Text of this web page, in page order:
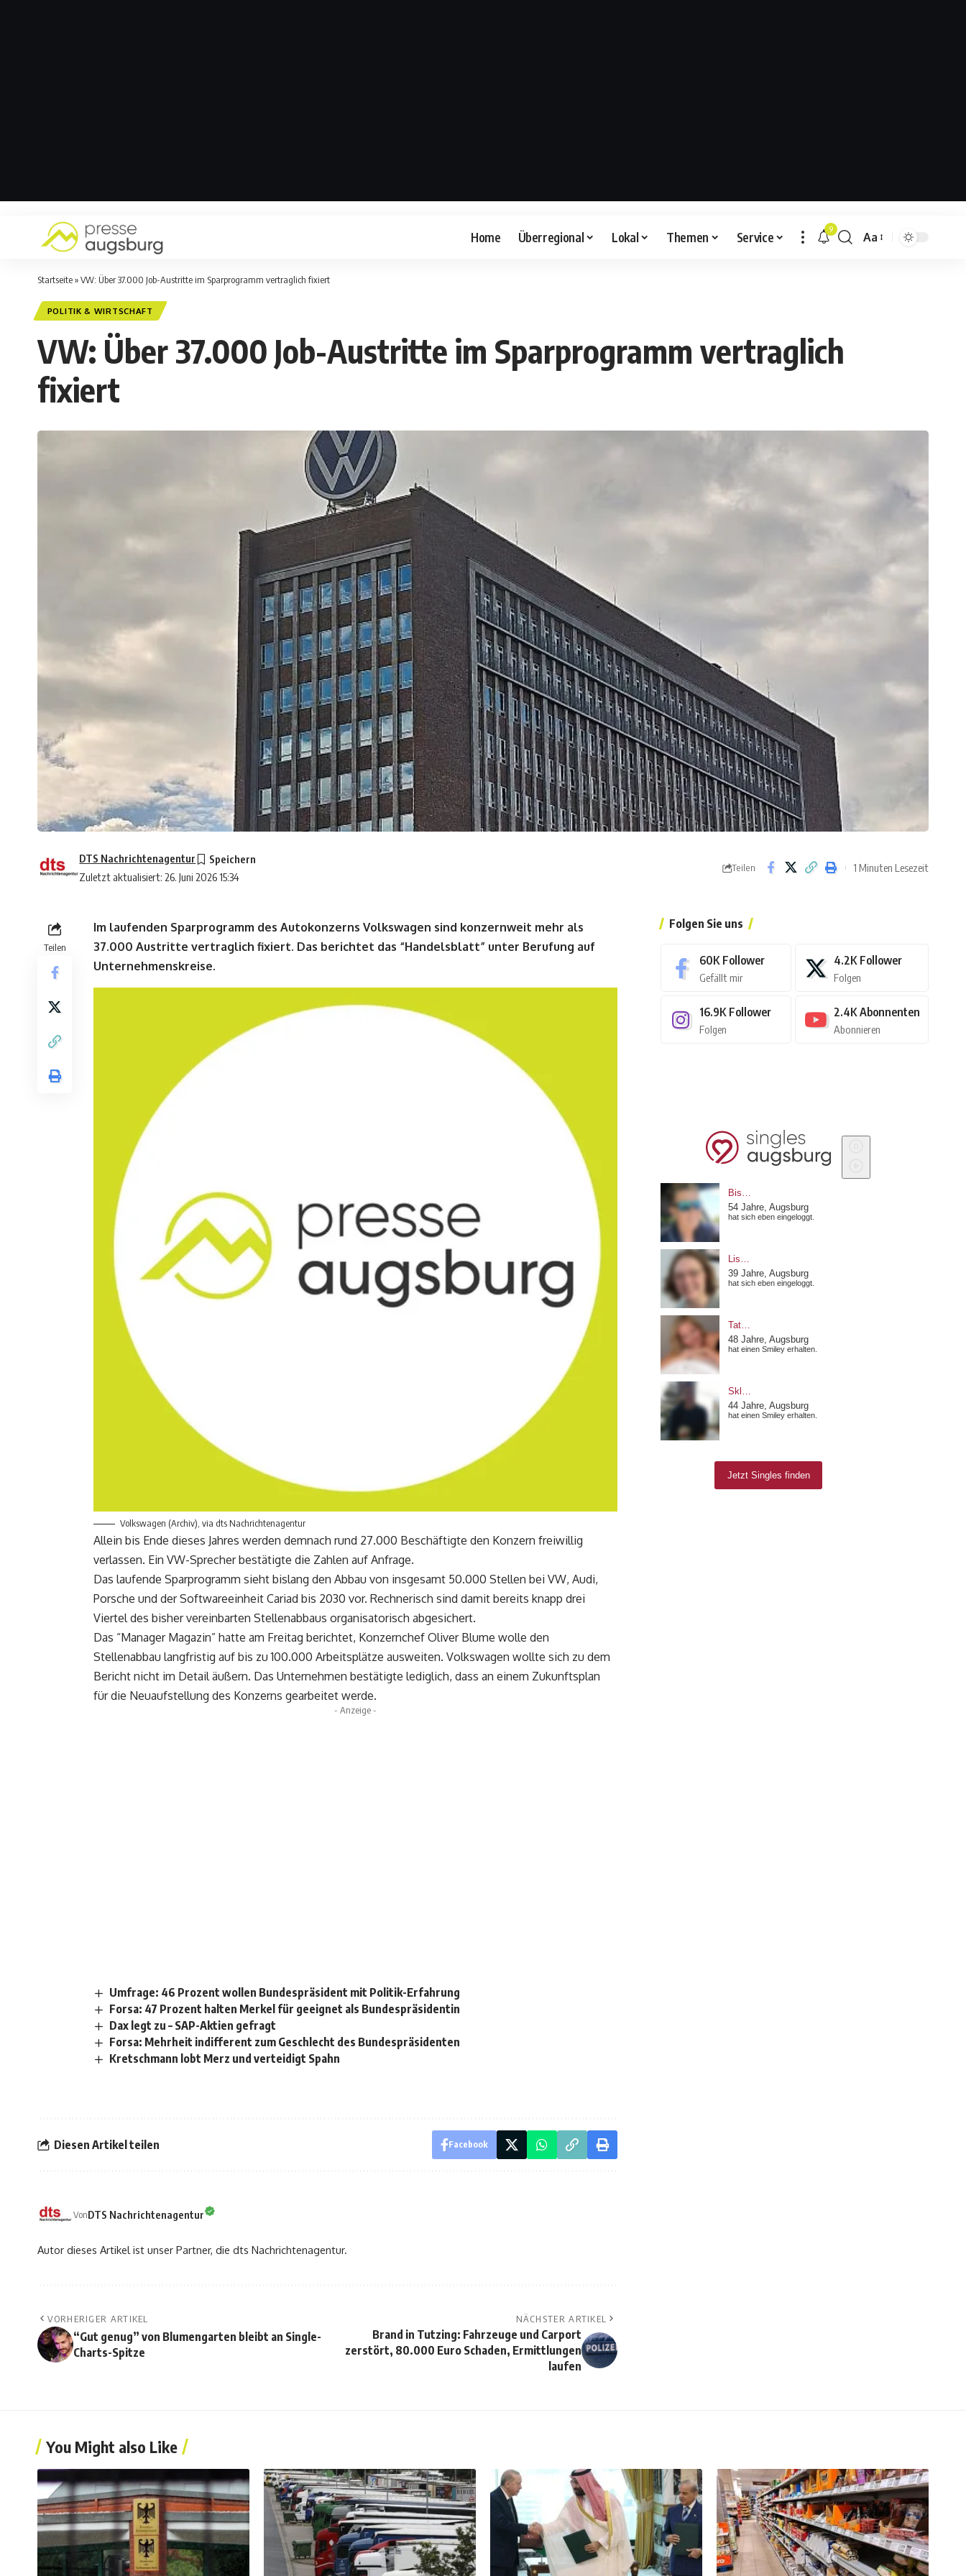
Home Überregional Lokal Themen Service 9
Aa
Startseite»VW: Über 37.000 Job-Austritte im Sparprogramm vertraglich fixiert
POLITIK & WIRTSCHAFT
VW: Über 37.000 Job-Austritte im Sparprogramm vertraglich
fixiert
Zuletzt aktualisiert: 26. Juni 2026 15:34
DTS Nachrichtenagentur
Teilen 1 Minuten Lesezeit
Teilen
Im laufenden Sparprogramm des Autokonzerns Volkswagen sind konzernweit mehr als
37.000 Austritte vertraglich fixiert. Das berichtet das “Handelsblatt” unter Berufung auf
Unternehmenskreise.
Volkswagen (Archiv), via dts Nachrichtenagentur
Allein bis Ende dieses Jahres werden demnach rund 27.000 Beschäftigte den Konzern freiwillig
verlassen. Ein VW-Sprecher bestätigte die Zahlen auf Anfrage.
Das laufende Sparprogramm sieht bislang den Abbau von insgesamt 50.000 Stellen bei VW, Audi,
Porsche und der Softwareeinheit Cariad bis 2030 vor. Rechnerisch sind damit bereits knapp drei
Viertel des bisher vereinbarten Stellenabbaus organisatorisch abgesichert.
Das “Manager Magazin” hatte am Freitag berichtet, Konzernchef Oliver Blume wolle den
Stellenabbau langfristig auf bis zu 100.000 Arbeitsplätze ausweiten. Volkswagen wollte sich zu dem
Bericht nicht im Detail äußern. Das Unternehmen bestätigte lediglich, dass an einem Zukunftsplan
für die Neuaufstellung des Konzerns gearbeitet werde.
- Anzeige -
Umfrage: 46 Prozent wollen Bundespräsident mit Politik-Erfahrung
Forsa: 47 Prozent halten Merkel für geeignet als Bundespräsidentin
Dax legt zu – SAP-Aktien gefragt
Forsa: Mehrheit indifferent zum Geschlecht des Bundespräsidenten
Kretschmann lobt Merz und verteidigt Spahn
Diesen Artikel teilen Facebook
VonDTS Nachrichtenagentur
Autor dieses Artikel ist unser Partner, die dts Nachrichtenagentur.
VORHERIGER ARTIKEL
“Gut genug” von Blumengarten bleibt an Single-
Charts-Spitze
NÄCHSTER ARTIKEL
Brand in Tutzing: Fahrzeuge und Carport
zerstört, 80.000 Euro Schaden, Ermittlungen
laufen
Folgen Sie uns
60K Follower
Gefällt mir
4.2K Follower
Folgen
16.9K Follower
Folgen
2.4K Abonnenten
Abonnieren
You Might also Like